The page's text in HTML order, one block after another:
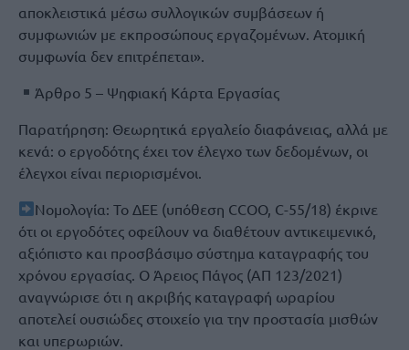
αποκλειστικά μέσω συλλογικών συμβάσεων ή
συμφωνιών με εκπροσώπους εργαζομένων. Ατομική
συμφωνία δεν επιτρέπεται».
Άρθρο 5 – Ψηφιακή Κάρτα Εργασίας
Παρατήρηση: Θεωρητικά εργαλείο διαφάνειας, αλλά με
κενά: ο εργοδότης έχει τον έλεγχο των δεδομένων, οι
έλεγχοι είναι περιορισμένοι.
Νομολογία: Το ΔΕΕ (υπόθεση CCOO, C-55/18) έκρινε
ότι οι εργοδότες οφείλουν να διαθέτουν αντικειμενικό,
αξιόπιστο και προσβάσιμο σύστημα καταγραφής του
χρόνου εργασίας. Ο Άρειος Πάγος (ΑΠ 123/2021)
αναγνώρισε ότι η ακριβής καταγραφή ωραρίου
αποτελεί ουσιώδες στοιχείο για την προστασία μισθών
και υπερωριών.